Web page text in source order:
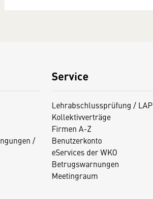
/
Service
Lehrabschlussprüfung / LAP
Kollektivverträge
Firmen A-Z
Benutzerkonto
eServices der WKO
Betrugswarnungen
Meetingraum